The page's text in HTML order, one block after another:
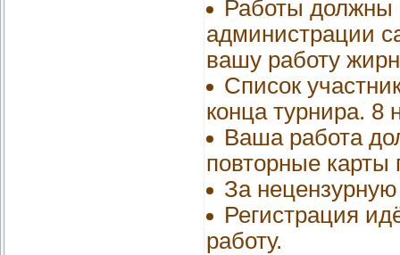
Работы должны
администрации
вашу работу
Список
конца турнира. 8
Ваша работа
повторные карты
За нецензурную
Регистрация
работу.